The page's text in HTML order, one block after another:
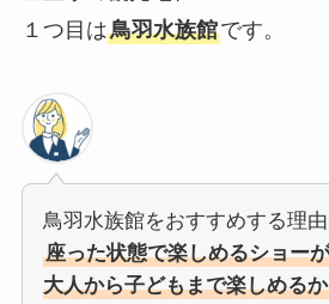
１つ目は鳥羽水族館です。
鳥羽水族館をおすすめする理
座った状態で楽しめるショー
大人から子どもまで楽しめる